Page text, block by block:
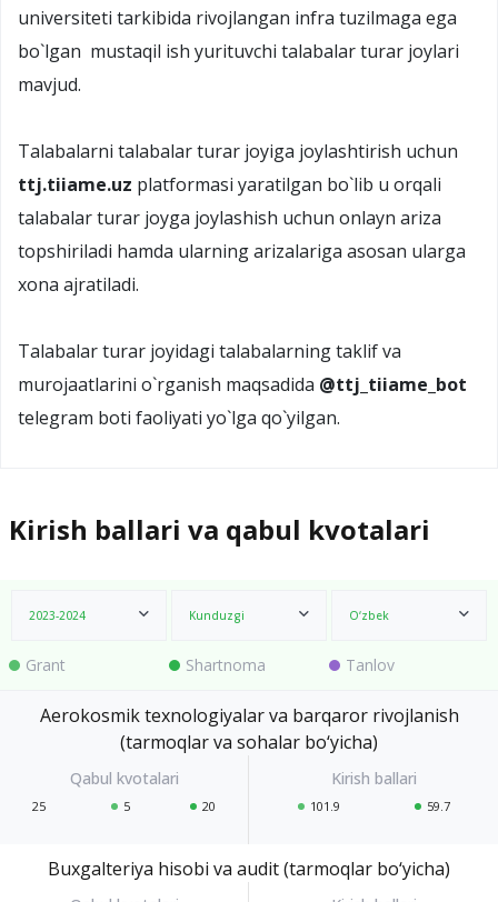
universiteti tarkibida rivojlangan infra tuzilmaga ega
bo`lgan mustaqil ish yurituvchi talabalar turar joylari
mavjud.
Talabalarni talabalar turar joyiga joylashtirish uchun
ttj.tiiame.uz platformasi yaratilgan bo`lib u orqali
talabalar turar joyga joylashish uchun onlayn ariza
topshiriladi hamda ularning arizalariga asosan ularga
xona ajratiladi.
Talabalar turar joyidagi talabalarning taklif va
murojaatlarini o`rganish maqsadida @ttj_tiiame_bot
telegram boti faoliyati yo`lga qo`yilgan.
Kirish ballari va qabul kvotalari
2023-2024 Kunduzgi O‘zbek
Grant Shartnoma Tanlov
Aerokosmik texnologiyalar va barqaror rivojlanish
(tarmoqlar va sohalar bo‘yicha)
25 5 20 101.9 59.7
Buxgalteriya hisobi va audit (tarmoqlar bo‘yicha)